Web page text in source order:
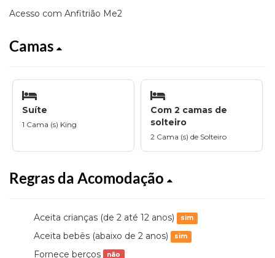
Acesso com Anfitrião Me2
Camas
Suíte
1 Cama (s) King
Com 2 camas de
solteiro
2 Cama (s) de Solteiro
Regras da Acomodação
Aceita crianças (de 2 até 12 anos) sim
Aceita bebês (abaixo de 2 anos) sim
Fornece berços não